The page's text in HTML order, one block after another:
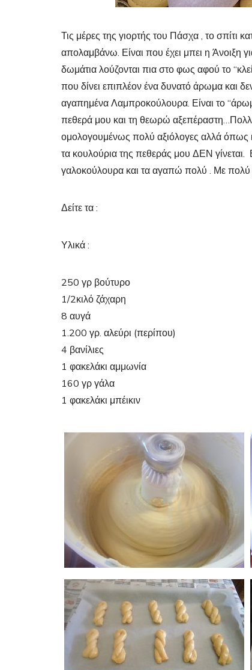
Τις μέρες της γιορτής του Πάσχα , το σπίτι
απολαμβάνω. Είναι που έχει μπει η Άνοιξη
δωμάτια λούζονται πια στο φως αφού το
που δίνει επιπλέον ένα δυνατό άρωμα και
αγαπημένα Λαμπροκούλουρα. Είναι το
πεθερά μου και τη θεωρώ
ομολογουμένως πολύ αξιόλογες αλλά όπως
τα κουλούρια της πεθεράς μου ΔΕΝ γίνεται.
γαλοκούλουρα και τα αγαπώ πολύ . Με πολύ
Δείτε τα :
Υλικά :
250 γρ βούτυρο
1/2κιλό ζάχαρη
8 αυγά
1.200 γρ. αλεύρι (περίπου)
4 βανίλιες
1 φακελάκι αμμωνία
160 γρ γάλα
1 φακελάκι μπέικιν